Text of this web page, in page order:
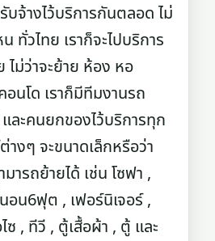
บจ้างไว้บริการกันตลอด ไม่
ทั่วไทย เราก็จะไปบริการ
ไม่ว่าจะย้าย ห้อง หอ
นโด เราก็มีทีมงานรถ
ละคนยกของไว้บริการทุก
างๆ จะขนาดเล็กหรือว่า
ารถย้ายได้ เช่น โซฟา ,
อน6ฟุต , เฟอร์นิเจอร์ ,
ซ , ทีวี , ตู้เสื้อผ้า , ตู้ และ